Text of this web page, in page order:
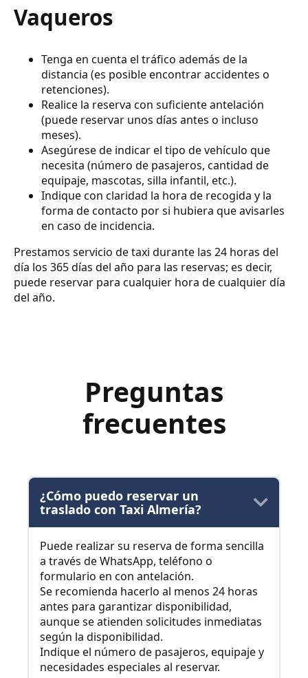
Vaqueros
Tenga en cuenta el tráfico además de la
distancia (es posible encontrar accidentes o
retenciones).
Realice la reserva con suficiente antelación
(puede reservar unos días antes o incluso
meses).
Asegúrese de indicar el tipo de vehículo que
necesita (número de pasajeros, cantidad de
equipaje, mascotas, silla infantil, etc.).
Indique con claridad la hora de recogida y la
forma de contacto por si hubiera que avisarles
en caso de incidencia.
Prestamos servicio de taxi durante las 24 horas del
día los 365 días del año para las reservas; es decir,
puede reservar para cualquier hora de cualquier día
del año.
Preguntas
frecuentes
¿Cómo puedo reservar un
traslado con Taxi Almería?
Puede realizar su reserva de forma sencilla
a través de WhatsApp, teléfono o
formulario en con antelación.
Se recomienda hacerlo al menos 24 horas
antes para garantizar disponibilidad,
aunque se atienden solicitudes inmediatas
según la disponibilidad.
Indique el número de pasajeros, equipaje y
necesidades especiales al reservar.